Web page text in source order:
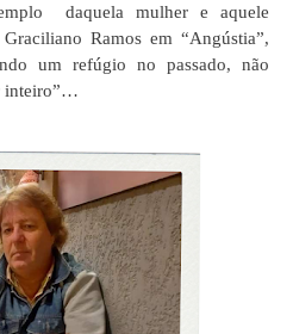
daquela mulher e aquele
Ramos em “Angústia”,
um refúgio no passado, não
inteiro”…